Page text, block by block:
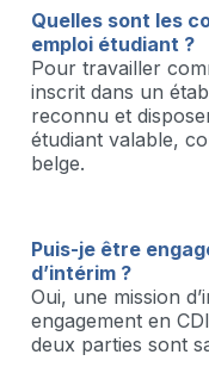
Quelles sont les
emploi étudiant ?
Pour travailler
inscrit dans un
reconnu et
étudiant valable,
belge.
Puis-je être
d’intérim ?
Oui, une mission
engagement en
deux parties sont